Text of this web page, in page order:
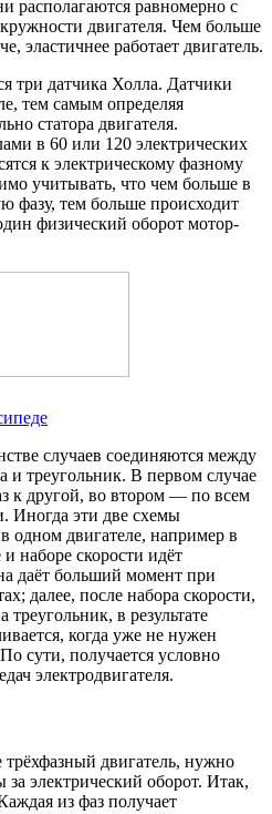
располагаются равномерно с
двигателя. Чем больше
эластичнее работает двигатель.
три датчика Холла. Датчики
тем самым определяя
статора двигателя.
в 60 или 120 электрических
к электрическому фазному
учитывать, что чем больше в
фазу, тем больше происходит
физический оборот мотор-
случаев соединяются между
и треугольник. В первом случае
к другой, во втором — по всем
Иногда эти две схемы
одном двигателе, например в
наборе скорости идёт
даёт больший момент при
далее, после набора скорости,
в результате
когда уже не нужен
сути, получается условно
электродвигателя.
двигатель, нужно
за электрический оборот. Итак,
из фаз получает